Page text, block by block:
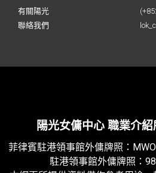
有關陽光
聯絡我們
陽光女傭中心 職業介
菲律賓駐港領事館外傭牌照：
駐港領事館外傭牌照：